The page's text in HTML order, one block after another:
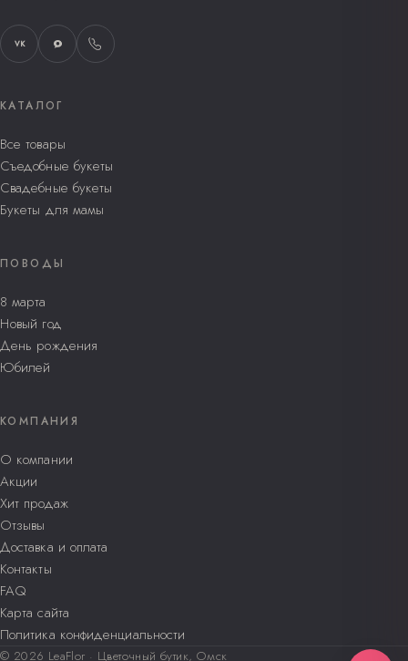
VK
КАТАЛОГ
Все товары
Съедобные букеты
Свадебные букеты
Букеты для мамы
ПОВОДЫ
8 марта
Новый год
День рождения
Юбилей
КОМПАНИЯ
О компании
Акции
Хит продаж
Отзывы
Доставка и оплата
Контакты
FAQ
Карта сайта
Политика конфиденциальности
© 2026 LeaFlor · Цветочный бутик, Омск